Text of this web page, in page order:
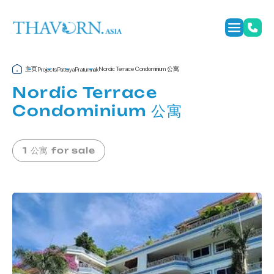
主页ProjectsPattayaPratumnakNordic Terrace Condominium 公寓
Nordic Terrace
Condominium 公寓
1 公寓 for sale